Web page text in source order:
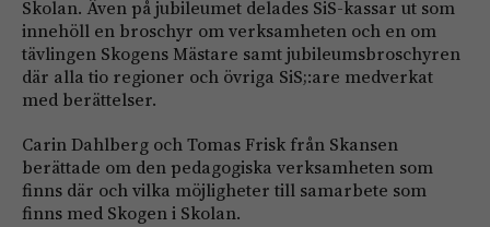
Skolan. Även på jubileumet delades SiS-kassar ut som
innehöll en broschyr om verksamheten och en om
tävlingen Skogens Mästare samt jubileumsbroschyren
där alla tio regioner och övriga SiS;:are medverkat
med berättelser.
Carin Dahlberg och Tomas Frisk från Skansen
berättade om den pedagogiska verksamheten som
finns där och vilka möjligheter till samarbete som
finns med Skogen i Skolan.